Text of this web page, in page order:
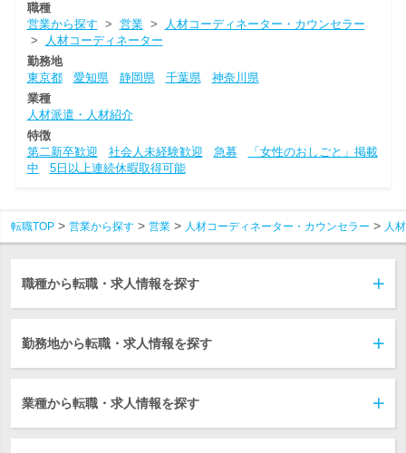
職種
営業から探す > 営業>
人材コーディネーター・カウンセラー
>
人材コーディネーター
勤務地
東京都
愛知県 静岡県 千葉県
神奈川県
業種
人材派遣・人材紹介
特徴
第二新卒歓迎
社会人未経験歓迎 急募
「女性のおしごと」掲載
中
5日以上連続休暇取得可能
転職TOP 営業から探す 営業 人材コーディネーター・カウンセラー 人
職種から転職・求人情報を探す
勤務地から転職・求人情報を探す
業種から転職・求人情報を探す